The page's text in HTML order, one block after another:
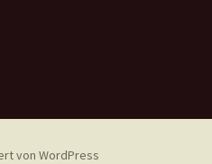
von WordPress